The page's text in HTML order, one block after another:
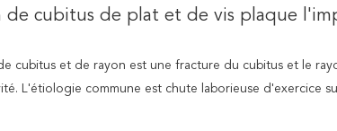
de cubitus de plat et de vis plaque
cubitus et de rayon est une fracture du cubitus et le
L'étiologie commune est chute laborieuse d'exercice